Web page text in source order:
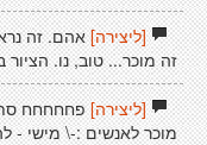
[ליצירה]אהם. זה
זה מוכר... טוב, נו.
[ליצירה]פחחחחח
מוכר לאנשים :-\ מישי -